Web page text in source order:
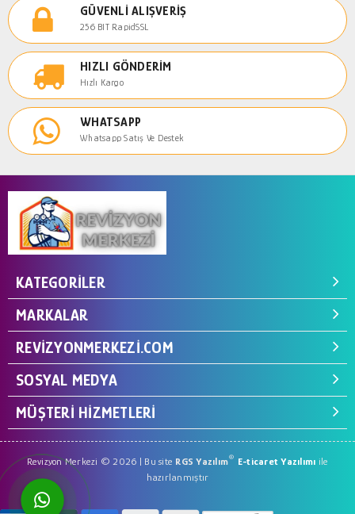
GÜVENLI ALIŞVERIŞ
256 BIT RapidSSL
HIZLI GÖNDERIM
Hızlı Kargo
WHATSAPP
Whatsapp Satış Ve Destek
KATEGORILER
MARKALAR
REVIZYONMERKEZI.COM
SOSYAL MEDYA
MÜŞTERI HIZMETLERI
Revizyon Merkezi © 2026 | Bu site RGS Yazılım® E-ticaret Yazılımı ile
hazırlanmıştır
WhatsApp ile Hemen Ulaş!